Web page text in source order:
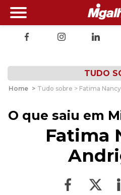
TUDO
Home > Tudo sobre > Fatima
O que saiu em
Fatima